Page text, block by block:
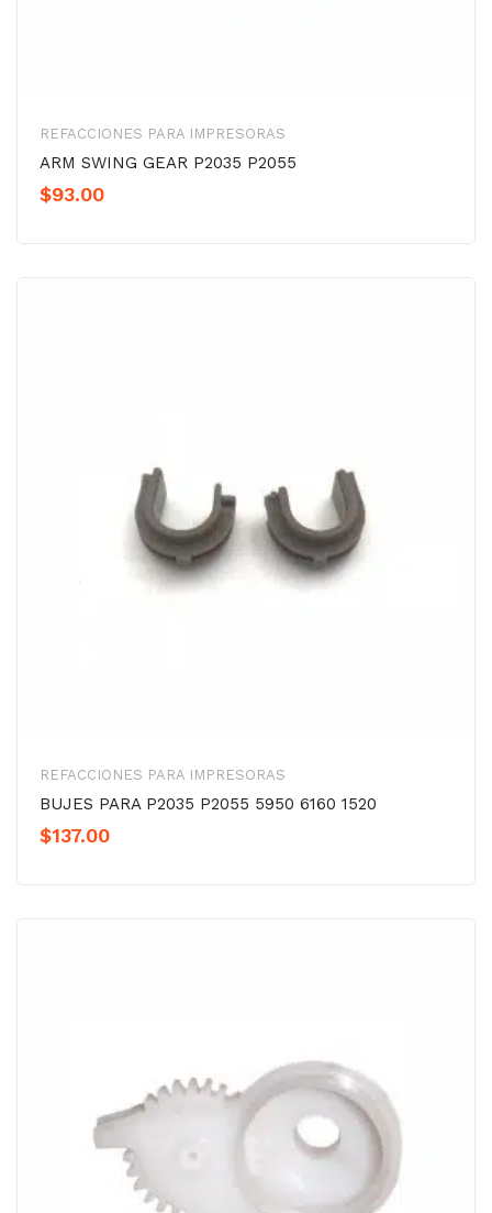
REFACCIONES PARA IMPRESORAS
ARM SWING GEAR P2035 P2055
$93.00
REFACCIONES PARA IMPRESORAS
BUJES PARA P2035 P2055 5950 6160 1520
$137.00